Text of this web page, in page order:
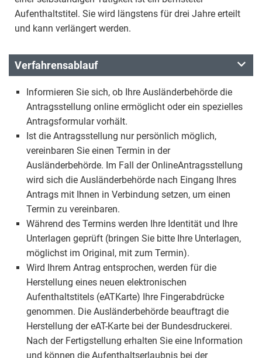
Aufenthaltstitel. Sie wird längstens für drei Jahre erteilt
und kann verlängert werden.
Verfahrensablauf
Informieren Sie sich, ob Ihre Ausländerbehörde die
Antragsstellung online ermöglicht oder ein spezielles
Antragsformular vorhält.
Ist die Antragsstellung nur persönlich möglich,
vereinbaren Sie einen Termin in der
Ausländerbehörde. Im Fall der OnlineAntragsstellung
wird sich die Ausländerbehörde nach Eingang Ihres
Antrags mit Ihnen in Verbindung setzen, um einen
Termin zu vereinbaren.
Während des Termins werden Ihre Identität und Ihre
Unterlagen geprüft (bringen Sie bitte Ihre Unterlagen,
möglichst im Original, mit zum Termin).
Wird Ihrem Antrag entsprochen, werden für die
Herstellung eines neuen elektronischen
Aufenthaltstitels (eATKarte) Ihre Fingerabdrücke
genommen. Die Ausländerbehörde beauftragt die
Herstellung der eAT-Karte bei der Bundesdruckerei.
Nach der Fertigstellung erhalten Sie eine Information
und können die Aufenthaltserlaubnis bei der